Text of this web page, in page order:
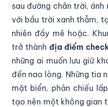
sau đường chân trời,
với bầu trời xanh thẫm,
nhiên đầy mê hoặc.
trở thành địa điểm
những ai muốn lưu giữ
đến nao lòng. Những tia
mặt biển, phản chiếu
tạo nên một không gian